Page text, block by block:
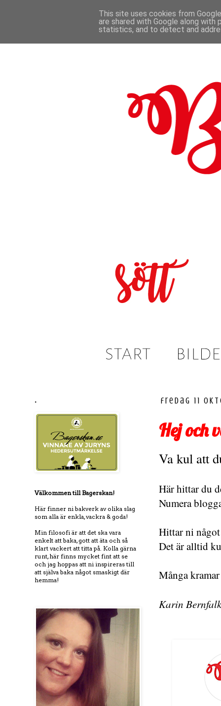
fredag 11
Hej och
Va kul att
Här hittar du
Numera
Hittar ni
Det är alltid
Många
Karin Bernfalk
.
Välkommen till Bagerskan!
Här finner ni bakverk av olika slag
som alla är enkla, vackra & goda!
Min filosofi är att det ska vara
enkelt att baka, gott att äta och så
klart vackert att titta på. Kolla gärna
runt, här finns mycket fint att se
och jag hoppas att ni inspireras till
att själva baka något smaskigt där
hemma!
This site uses cookies from
are shared with Google along
statistics, and to detect and